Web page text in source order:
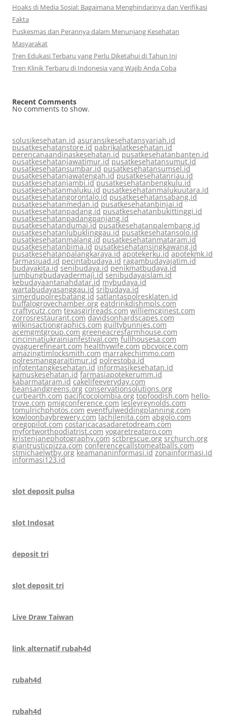
Hoaks di Media Sosial: Bagaimana Menghindarinya dan Verifikasi
Fakta
Puskesmas dan Perannya dalam Menunjang Kesehatan
Masyarakat
Tren Edukasi Terbaru yang Perlu Diketahui di Tahun Ini
Tren Klinik Terbaru di Indonesia yang Wajib Anda Coba
Recent Comments
No comments to show.
solusikesehatan.id asuransikesehatansyariah.id
pusatkesehatanstore.id pabrikalatkesehatan.id
perencanaandinaskesehatan.id pusatkesehatanbanten.id
pusatkesehatanjawatimur.id pusatkesehatansumut.id
pusatkesehatansumbar.id pusatkesehatansumsel.id
pusatkesehatanjawatengah.id pusatkesehatanriau.id
pusatkesehatanjambi.id pusatkesehatanbengkulu.id
pusatkesehatanmaluku.id pusatkesehatanmalukuutara.id
pusatkesehatangorontalo.id pusatkesehatansabang.id
pusatkesehatanmedan.id pusatkesehatanbinjai.id
pusatkesehatanpadang.id pusatkesehatanbukittinggi.id
pusatkesehatanpadangpanjang.id
pusatkesehatandumai.id pusatkesehatanpalembang.id
pusatkesehatanlubuklinggau.id pusatkesehatansolo.id
pusatkesehatanmalang.id pusatkesehatanmataram.id
pusatkesehatanbima.id pusatkesehatansingkawang.id
pusatkesehatanpalangkaraya.id apotekerku.id apotekmk.id
farmasiuad.id pecintabudaya.id ragambudayajatim.id
budayakita.id senibudaya.id penikmatbudaya.id
lumbungbudayadermaji.id senibudayaislam.id
kebudayaantanahdatar.id mybudaya.id
wartabudayasanggau.id sribudaya.id
simerdupolresbatang.id satlantaspolresklaten.id
buffalogrovechamber.org eatdrinkdishmpls.com
craftycutz.com texasgirlreads.com williemcginest.com
zorrosrestaurant.com davidsonhardscapes.com
wilkinsactiongraphics.com guiltybunnies.com
acemgmtgroup.com greeneacresfarmhouse.com
cincinnatiukrainianfestival.com fullhousesa.com
oyaguerefineart.com healthywife.com pbcvoice.com
amazingtimlocksmith.com marrakechimmo.com
polresmanggaraitimur.id polrestoba.id
infotentangkesehatan.id informasikesehatan.id
kamuskesehatan.id farmasiapotekerumm.id
kabarmataram.id cakelifeeveryday.com
beansandgreens.org conservationsolutions.org
curbearth.com pacificocolombia.org topfoodish.com hello-
trove.com pmigconference.com lesleyreynolds.com
tomulrichphotos.com eventfulweddingplanning.com
kowloonbaybrewery.com lachilenita.com abgolo.com
oregopilot.com costaricacasadaretodream.com
myfortworthpodiatrist.com yogaretreatpro.com
kristenjanephotography.com sctbrescue.org srchurch.org
giantrusticpizza.com conferencecallstomeatballs.com
stmichaelwtby.org keamananinformasi.id zonainformasi.id
informasi123.id
slot deposit pulsa
slot Indosat
deposit tri
slot deposit tri
Live Draw Taiwan
link alternatif rubah4d
rubah4d
rubah4d